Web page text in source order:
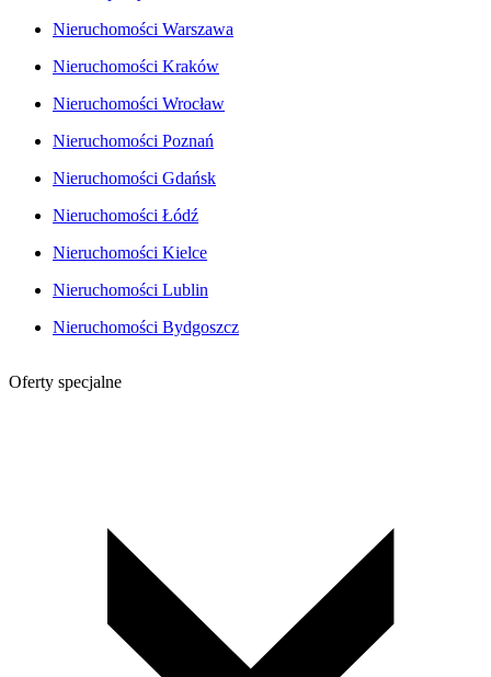
Nieruchomości Warszawa
Nieruchomości Kraków
Nieruchomości Wrocław
Nieruchomości Poznań
Nieruchomości Gdańsk
Nieruchomości Łódź
Nieruchomości Kielce
Nieruchomości Lublin
Nieruchomości Bydgoszcz
Oferty specjalne